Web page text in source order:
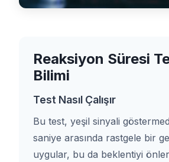
Reaksiyon Süresi
Bilimi
Test Nasıl Çalışır
Bu test, yeşil sinyali
saniye arasında rastgele bir
uygular, bu da beklentiyi